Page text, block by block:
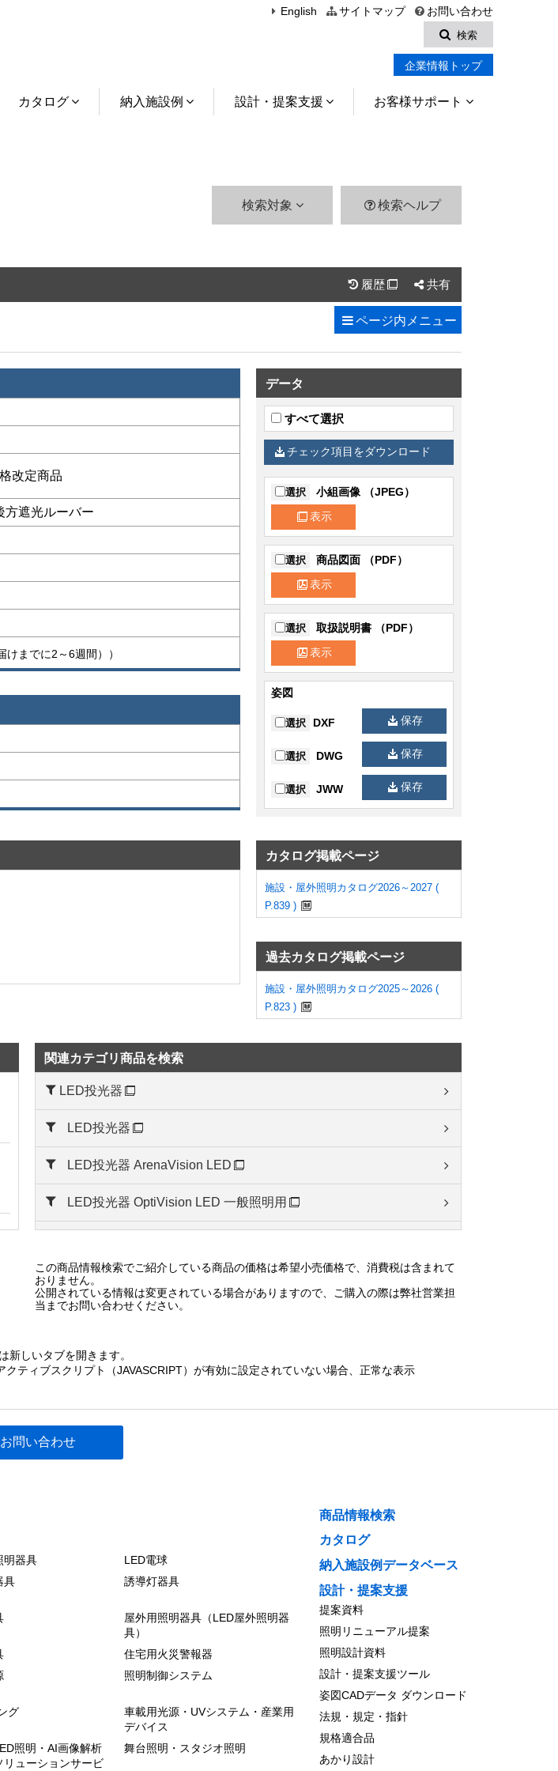
English サイトマップ
お問い合わせ
検索
企業情報トップ
カタログ 納入施設例 設計・提案支援 お客様サポート
検索対象 検索ヘルプ
履歴  共有
ページ内 メニュー
改定商品
方遮光ルーバー
けまでに2～6週間））
データ
すべて選択
チェック項目をダウンロード
選択 小組画像 （JPEG）
表示
選択 商品図面 （PDF）
表示
選択 取扱説明書 （PDF）
表示
姿図
選択 DXF 保存
選択 DWG 保存
選択 JWW 保存
カタログ掲載ページ
施設・屋外照明カタログ2026～2027 (
P.839 )
過去カタログ掲載ページ
施設・屋外照明カタログ2025～2026 (
P.823 )
関連カテゴリ商品を検索
LED投光器
LED投光器
LED投光器 ArenaVision LED
LED投光器 OptiVision LED 一般照明用
プール用LED投光器
LED投光器 BVP574シリーズ
LED中形投光器 BVP56シリーズ
LED投光器 電源ユニット
LED投光器 オプション
LED投光器 OptiVision LED 一般照明用 オプション
LED投光器 BVP574シリーズ オプション
LED中形投光器 BVP56シリーズ オプション
LED投光器 BVP433シリーズ オプション
LED投光器
LED角形投光器
LED角形投光器 オプション
この商品情報検索でご紹介している商品の価格は希望小売価格で、消費税は含まれて
おりません。
公開されている情報は変更されている場合がありますので、ご購入の際は弊社営業担
当までお問い合わせください。
新しいタブを開きます。
ティブスクリプト（JAVASCRIPT）が有効に設定されていない場合、正常な表示
お問い合わせ
明器具
LED電球
具 誘導灯器具
屋外用照明器具（LED屋外照明器
具）
住宅用火災警報器
照明制御システム
グ
車載用光源・UVシステム・産業用
デバイス
照明・AI画像解析
リューションサービ
舞台照明・スタジオ照明
商品情報検索
カタログ
納入施設例データベース
設計・提案支援
提案資料
照明リニューアル提案
照明設計資料
設計・提案支援ツール
姿図CADデータ ダウンロード
法規・規定・指針
規格適合品
あかり設計